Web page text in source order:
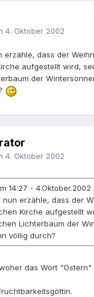
4. Oktober 2002
erzähle, dass der
aufgestellt wird,
der
4. Oktober 2002
14:27 - 4.Oktober.2002
nun erzähle, dass der
Kirche aufgestellt
Lichterbaum der
völlig durch?
das Wort "Ostern"